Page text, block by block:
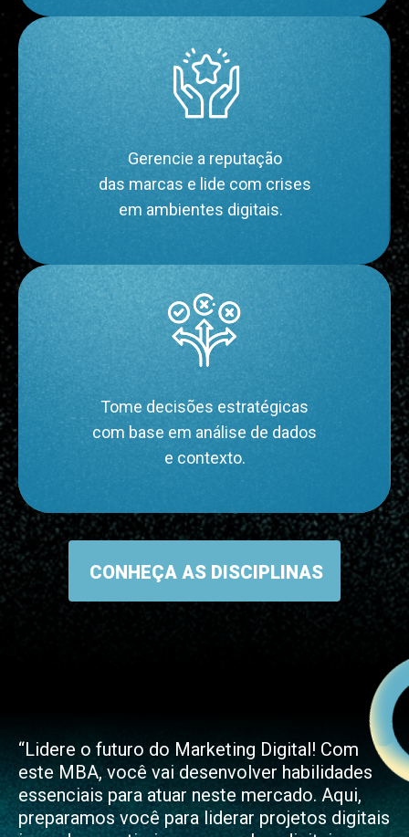
Gerencie a reputação
das marcas e lide com crises
em ambientes digitais.
Tome decisões estratégicas
com base em análise de dados
e contexto.
CONHEÇA AS DISCIPLINAS
“Lidere o futuro do Marketing Digital! Com
este MBA, você vai desenvolver habilidades
essenciais para atuar neste mercado. Aqui,
preparamos você para liderar projetos digitais